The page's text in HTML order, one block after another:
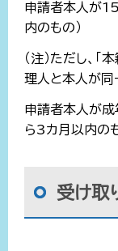
申請者本人が15
内のもの）
（注）ただし、
理人と本人が同
申請者本人が成
ら3カ月以内の
受け取